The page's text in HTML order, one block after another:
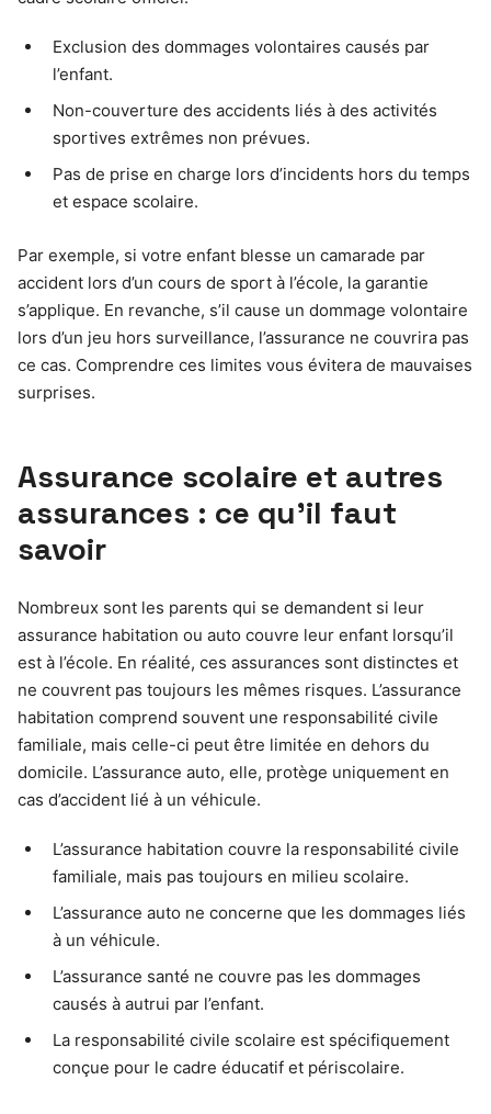
Exclusion des dommages volontaires causés par
l’enfant.
Non-couverture des accidents liés à des activités
sportives extrêmes non prévues.
Pas de prise en charge lors d’incidents hors du temps
et espace scolaire.
Par exemple, si votre enfant blesse un camarade par
accident lors d’un cours de sport à l’école, la garantie
s’applique. En revanche, s’il cause un dommage volontaire
lors d’un jeu hors surveillance, l’assurance ne couvrira pas
ce cas. Comprendre ces limites vous évitera de mauvaises
surprises.
Assurance scolaire et autres
assurances : ce qu’il faut
savoir
Nombreux sont les parents qui se demandent si leur
assurance habitation ou auto couvre leur enfant lorsqu’il
est à l’école. En réalité, ces assurances sont distinctes et
ne couvrent pas toujours les mêmes risques. L’assurance
habitation comprend souvent une responsabilité civile
familiale, mais celle-ci peut être limitée en dehors du
domicile. L’assurance auto, elle, protège uniquement en
cas d’accident lié à un véhicule.
L’assurance habitation couvre la responsabilité civile
familiale, mais pas toujours en milieu scolaire.
L’assurance auto ne concerne que les dommages liés
à un véhicule.
L’assurance santé ne couvre pas les dommages
causés à autrui par l’enfant.
La responsabilité civile scolaire est spécifiquement
conçue pour le cadre éducatif et périscolaire.